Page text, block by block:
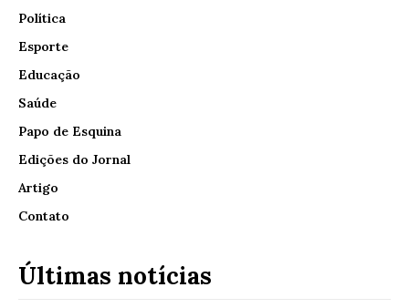
Política
Esporte
Educação
Saúde
Papo de Esquina
Edições do Jornal
Artigo
Contato
Últimas notícias